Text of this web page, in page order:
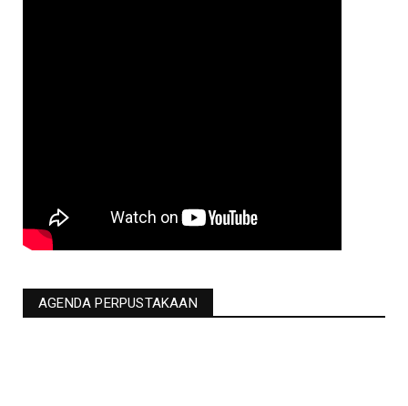
AGENDA PERPUSTAKAAN